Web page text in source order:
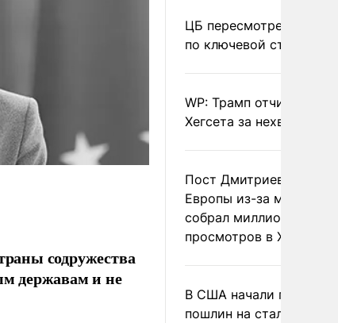
содружества
державам и не
ЦБ пересмотрел
по ключевой ставке
WP: Трамп отчитал
Хегсета за нехватку
Пост Дмитриева о
Европы из-за
собрал миллион
просмотров в X
В США начали
пошлин на стальные